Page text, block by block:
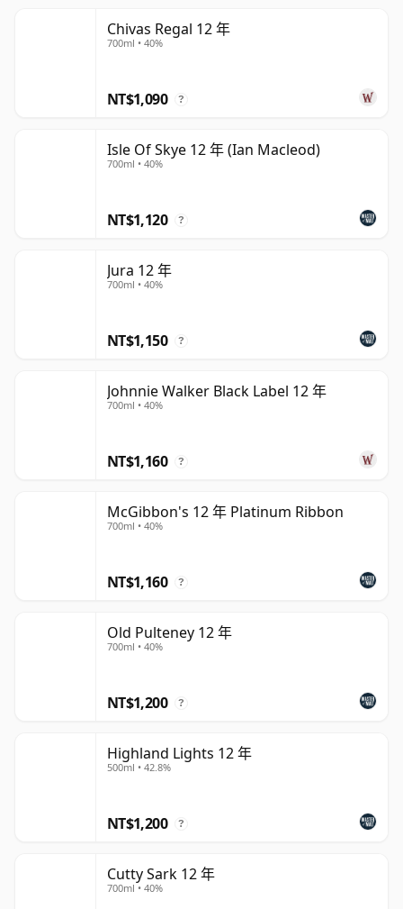
Chivas Regal 12 年
700ml • 40%
NT$1,090 ?
Isle Of Skye 12 年 (Ian Macleod)
700ml • 40%
NT$1,120 ?
Jura 12 年
700ml • 40%
NT$1,150 ?
Johnnie Walker Black Label 12 年
700ml • 40%
NT$1,160 ?
McGibbon's 12 年 Platinum Ribbon
700ml • 40%
NT$1,160 ?
Old Pulteney 12 年
700ml • 40%
NT$1,200 ?
Highland Lights 12 年
500ml • 42.8%
NT$1,200 ?
Cutty Sark 12 年
700ml • 40%